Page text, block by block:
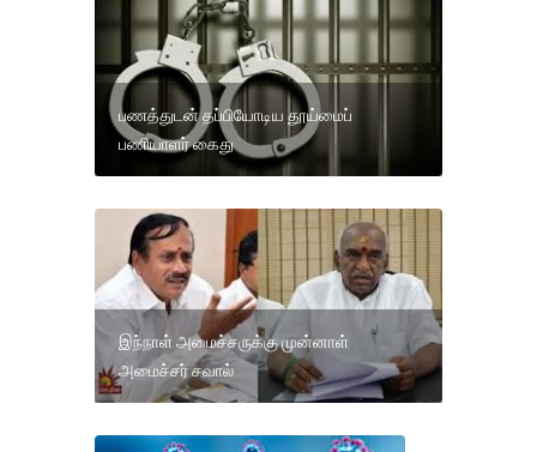
பணத்துடன் தப்பியோடிய தூய்மைப்
பணியாளர் கைது
இந்நாள் அமைச்சருக்கு முன்னாள்
அமைச்சர் சவால்